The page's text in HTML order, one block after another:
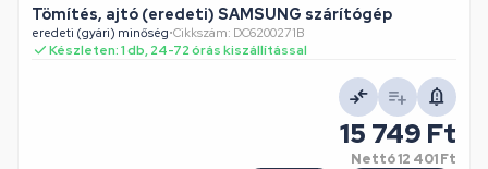
Tömítés, ajtó (eredeti) SAMSUNG szárítógép
eredeti (gyári) minőség•Cikkszám: DC6200271B
Készleten: 1 db, 24-72 órás kiszállítással
15 749 Ft
Nettó12 401 Ft